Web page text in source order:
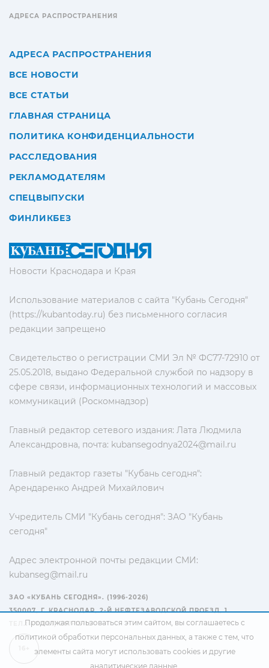
Новости Краснодара и Края
Использование материалов с сайта "Кубань Сегодня"
(https://kubantoday.ru) без письменного согласия
редакции запрещено
Свидетельство о регистрации СМИ Эл № ФС77-72910 от
25.05.2018, выдано Федеральной службой по надзору в
сфере связи, информационных технологий и массовых
коммуникаций (Роскомнадзор)
Главный редактор сетевого издания: Лата Людмила
Александровна, почта: kubansegodnya2024@mail.ru
Главный редактор газеты "Кубань сегодня":
Арендаренко Андрей Михайлович
Учредитель СМИ "Кубань сегодня": ЗАО "Кубань
сегодня"
Адрес электронной почты редакции СМИ:
kubanseg@mail.ru
АДРЕСА РАСПРОСТРАНЕНИЯ
АДРЕСА РАСПРОСТРАНЕНИЯ
ВСЕ НОВОСТИ
ВСЕ СТАТЬИ
ГЛАВНАЯ СТРАНИЦА
ПОЛИТИКА КОНФИДЕНЦИАЛЬНОСТИ
РАССЛЕДОВАНИЯ
РЕКЛАМОДАТЕЛЯМ
СПЕЦВЫПУСКИ
ФИНЛИКБЕЗ
ЗАО «КУБАНЬ СЕГОДНЯ». (1996-2026)
350007, Г. КРАСНОДАР, 2-Й НЕФТЕЗАВОДСКОЙ ПРОЕЗД, 1
ТЕЛ.: +7(861) 267-15-15
Продолжая пользоваться этим сайтом, вы соглашаетесь с
политикой обработки персональных данных, а также с тем, что
элементы сайта могут использовать cookies и другие
аналитические данные.